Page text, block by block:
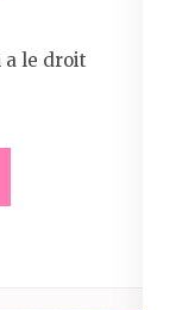
a le droit